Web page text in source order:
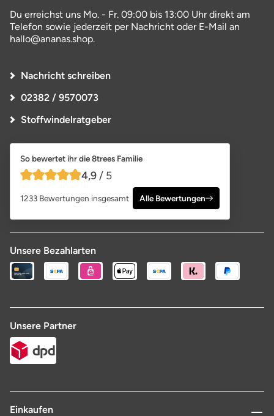
Du erreichst uns Mo. - Fr. 09:00 bis 13:00 Uhr direkt am
Telefon sowie jederzeit per Nachricht oder E-Mail an
hallo@ananas.shop.
Nachricht schreiben
02382 / 9570073
Stoffwindelratgeber
So bewertet ihr die 8trees Familie
4,9 von 5 Sternen
4,9 / 5
1233 Bewertungen insgesamt Alle Bewertungen
Unsere Bezahlarten
Unsere Partner
Einkaufen